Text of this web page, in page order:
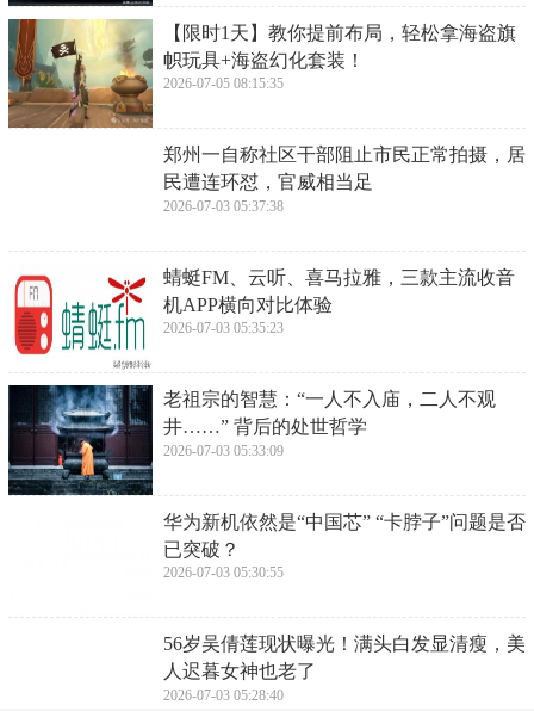
​围棋开局小套路（2）推荐一下AI对付“中国
流”布局的2种手法
​杨幂，新造型翻车，暴露发际线缺陷，再美
的人，也怕选错发型
​元宵节为什么不放假？背后的原因你可能没
想到
​“谁砸文旅牌子，我砸谁饭碗。”沈阳文旅局
长放狠话了
​20年前首飞惊天动地，如今杨利伟仍想77岁
再上太空！
​婚前性行为不是“下贱”是作贱自己